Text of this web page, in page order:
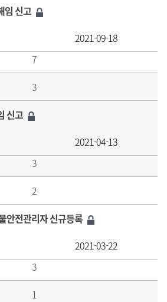
임 신고
2021-09-18
7
3
신고
2021-04-13
3
2
안전관리자 신규등록
2021-03-22
3
1